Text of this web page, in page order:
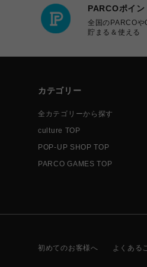
PARCOポイン
全国のPARCO
貯まる＆使える
カテゴリー
全カテゴリーから探す
culture TOP
POP-UP SHOP TOP
PARCO GAMES TOP
初めてのお客様へ よくある